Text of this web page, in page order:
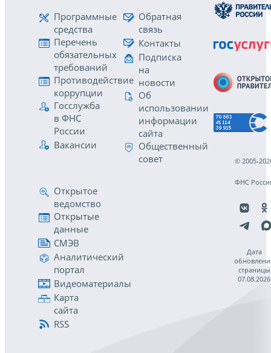
Программные
средства
Перечень
обязательных
требований
Противодействие
коррупции
Госслужба
в ФНС
России
Вакансии
Обратная
связь
Контакты
Подписка
на
новости
Об
использовании
информации
сайта
Общественный
совет
Открытое
ведомство
Открытые
данные
СМЭВ
Аналитический
портал
Видеоматериалы
Карта
сайта
RSS
© 2005-
ФНС
Дата
страницы
07.08.2026